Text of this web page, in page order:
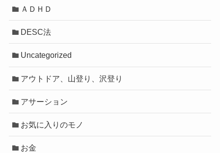
ＡＤＨＤ
DESC法
Uncategorized
アウトドア、山登り、沢登り
アサーション
お気に入りのモノ
お金